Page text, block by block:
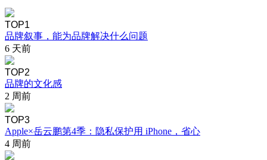
TOP1
品牌叙事，能为品牌解决什么问题
6 天前
TOP2
品牌的文化感
2 周前
TOP3
Apple×岳云鹏第4季：隐私保护用 iPhone，省心
4 周前